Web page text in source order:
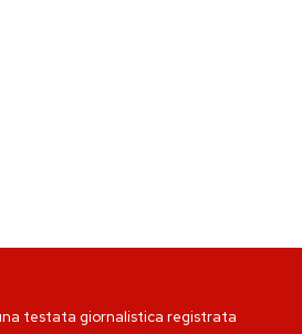
testata giornalistica registrata